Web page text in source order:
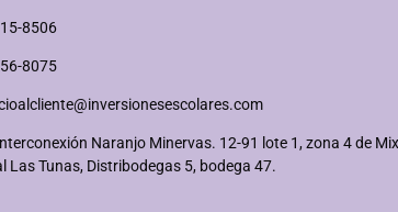
8506
8075
Naranjo Minervas. 12-91 lote 1, zona 4 de
Las Tunas, Distribodegas 5, bodega 47.